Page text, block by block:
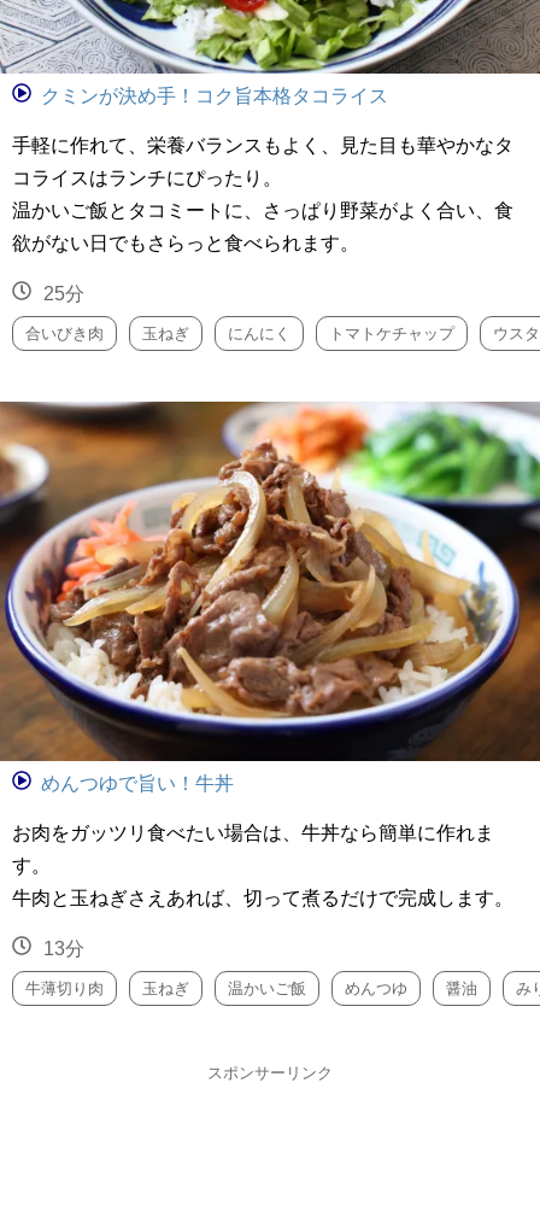
クミンが決め手！コク旨本格タコライス
手軽に作れて、栄養バランスもよく、見た目も華やかなタ
コライスはランチにぴったり。
温かいご飯とタコミートに、さっぱり野菜がよく合い、食
欲がない日でもさらっと食べられます。
25分
合いびき肉 玉ねぎ にんにく トマトケチャップ ウス
めんつゆで旨い！牛丼
お肉をガッツリ食べたい場合は、牛丼なら簡単に作れま
す。
牛肉と玉ねぎさえあれば、切って煮るだけで完成します。
13分
牛薄切り肉 玉ねぎ 温かいご飯 めんつゆ 醤油 み
スポンサーリンク